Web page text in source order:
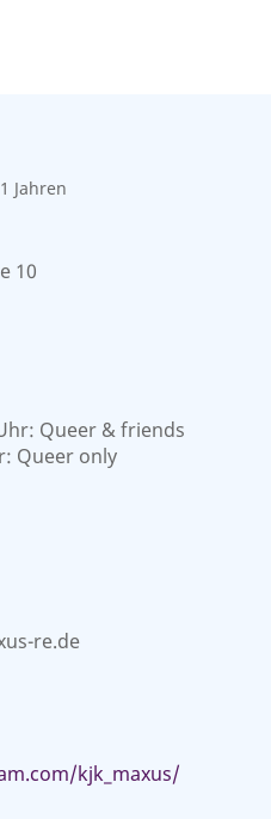
Jahren
10
Queer & friends
Queer only
re.de
kjk_maxus/